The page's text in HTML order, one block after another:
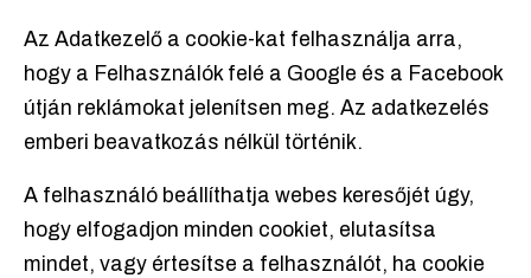
Az Adatkezelő a cookie-kat felhasználja arra,
hogy a Felhasználók felé a Google és a Facebook
útján reklámokat jelenítsen meg. Az adatkezelés
emberi beavatkozás nélkül történik.
A felhasználó beállíthatja webes keresőjét úgy,
hogy elfogadjon minden cookiet, elutasítsa
mindet, vagy értesítse a felhasználót, ha cookie